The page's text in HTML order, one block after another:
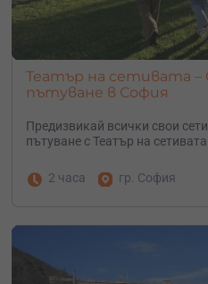
Театър на сетивата –
пътуване в София
Предизвикай всички свои
пътуване с Театър на
2 часа гр. София